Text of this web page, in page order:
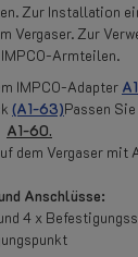
Zur Installation
Vergaser. Zur
Armteilen.
IMPCO-Adapter
(A1-63)Passen
A1-60.
dem Vergaser mit
Anschlüsse:
4 x